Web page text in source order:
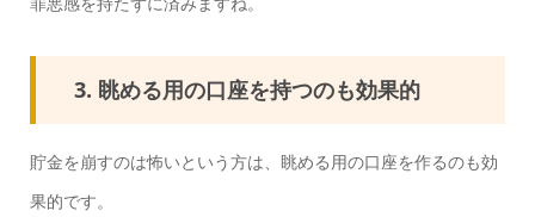
3. 眺める用の口座を持つのも効果的
貯金を崩すのは怖いという方は、眺める用の口座を作るのも効
果的です。